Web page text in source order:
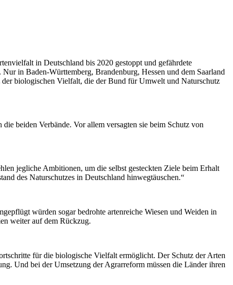
in Deutschland bis 2020 gestoppt und gefährdete
in Baden-Württemberg, Brandenburg, Hessen und dem Saarland
der biologischen Vielfalt, die der Bund für Umwelt und Naturschutz
beiden Verbände. Vor allem versagten sie beim Schutz von
jegliche Ambitionen, um die selbst gesteckten Ziele beim Erhalt
des Naturschutzes in Deutschland hinwegtäuschen.“
würden sogar bedrohte artenreiche Wiesen und Weiden in
weiter auf dem Rückzug.
für die biologische Vielfalt ermöglicht. Der Schutz der Arten
Und bei der Umsetzung der Agrarreform müssen die Länder ihren